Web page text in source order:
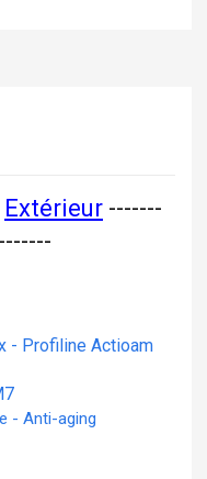
Extérieur -------
- Profiline Actioam
- Anti-aging